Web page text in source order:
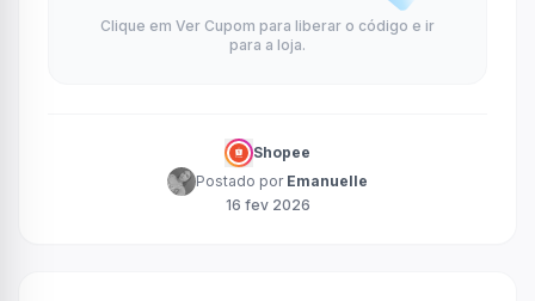
Clique em Ver Cupom para liberar o código e ir
para a loja.
Shopee
Postado por Emanuelle
16 fev 2026